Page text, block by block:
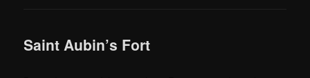
Saint Aubin’s Fort